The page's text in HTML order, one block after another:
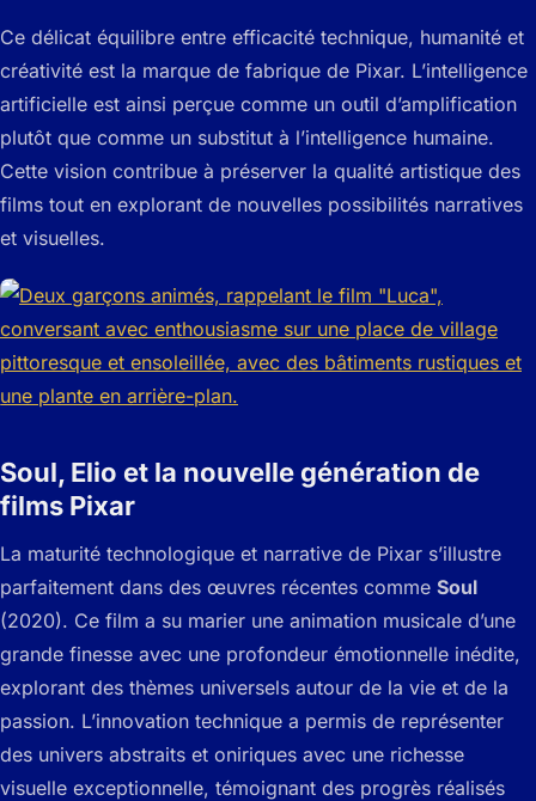
Ce délicat équilibre entre efficacité technique, humanité et
créativité est la marque de fabrique de Pixar. L’intelligence
artificielle est ainsi perçue comme un outil d’amplification
plutôt que comme un substitut à l’intelligence humaine.
Cette vision contribue à préserver la qualité artistique des
films tout en explorant de nouvelles possibilités narratives
et visuelles.
Soul, Elio et la nouvelle génération de
films Pixar
La maturité technologique et narrative de Pixar s’illustre
parfaitement dans des œuvres récentes comme Soul
(2020). Ce film a su marier une animation musicale d’une
grande finesse avec une profondeur émotionnelle inédite,
explorant des thèmes universels autour de la vie et de la
passion. L’innovation technique a permis de représenter
des univers abstraits et oniriques avec une richesse
visuelle exceptionnelle, témoignant des progrès réalisés